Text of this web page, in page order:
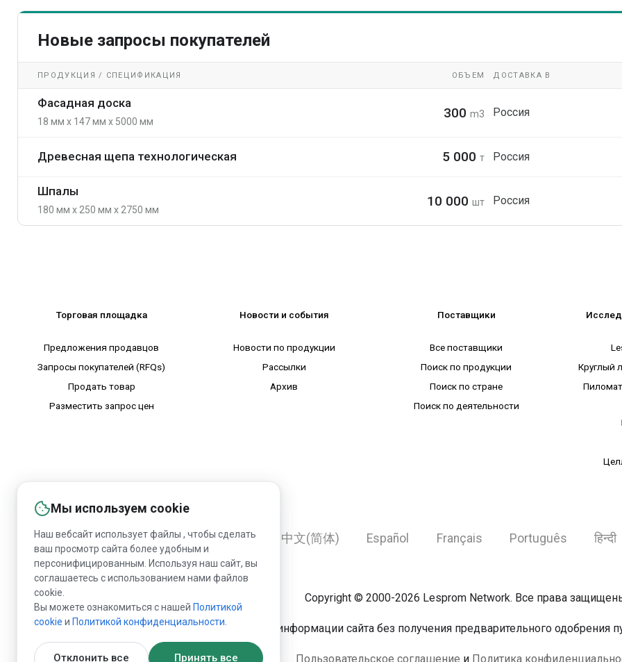
Новые запросы покупателей
ПРОДУКЦИЯ / СПЕЦИФИКАЦИЯ ОБЪЕМ ДОСТАВКА В
Фасадная доска
18 мм x 147 мм x 5000 мм
300m3 Россия
Древесная щепа технологическая 5 000т Россия
Шпалы
180 мм x 250 мм x 2750 мм
10 000шт Россия
Мы используем cookie
Наш вебсайт использует файлы , чтобы сделать
ваш просмотр сайта более удобным и
персонифицированным. Используя наш сайт, вы
соглашаетесь с использованием нами файлов
cookie.
Вы можете ознакомиться с нашей Политикой
сookie и Политикой конфиденциальности
Отклонить все Принять все
Торговая площадка
Предложения продавцов
Запросы покупателей (RFQs)
Продать товар
Разместить запрос цен
Новости и события
Новости по продукции
Рассылки
Архив
Поставщики
Все поставщики
Поиск по продукции
Поиск по стране
Поиск по деятельности
Круглый
English Русский Deutsch 中文(简体) Español Français Português हिन्दी
Copyright © 2000-2026 Lesprom Network. Все права
Запрещена публикация информации сайта без получения предварительного одобрения
Пользовательское соглашение и Политика